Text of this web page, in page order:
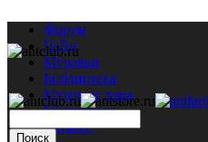
Форум
ЧаВо
Муравьи
Библиотека
Муравьи дома
Мастерская
Каталог